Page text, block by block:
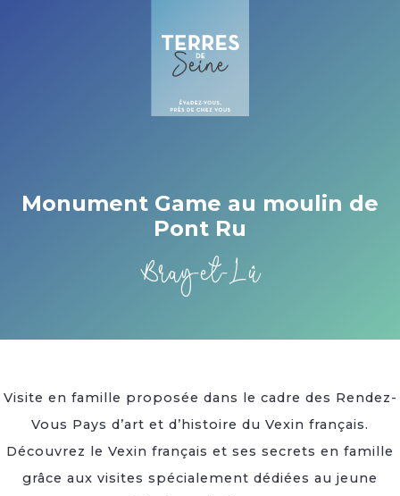
Monument Game au moulin de
Pont Ru
Bray-et-Lû
Visite en famille proposée dans le cadre des Rendez-
Vous Pays d’art et d’histoire du Vexin français.
Découvrez le Vexin français et ses secrets en famille
grâce aux visites spécialement dédiées au jeune